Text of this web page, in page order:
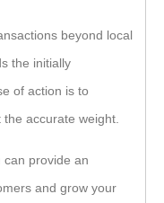
beyond local
the initially
of action is to
accurate weight.
can provide an
and grow your